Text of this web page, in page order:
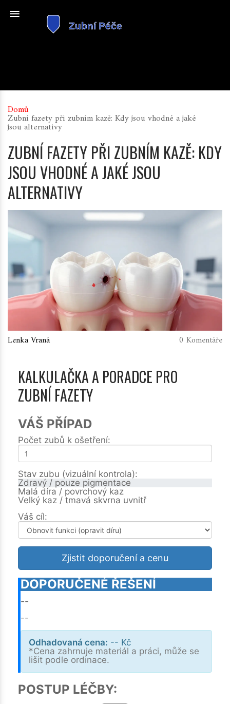
Domů
Zubní fazety při zubním kazě: Kdy jsou vhodné a jaké
jsou alternativy
ZUBNÍ FAZETY PŘI ZUBNÍM KAZĚ: KDY
JSOU VHODNÉ A JAKÉ JSOU
ALTERNATIVY
Lenka Vraná 0 Komentáře
KALKULAČKA A PORADCE PRO
ZUBNÍ FAZETY
VÁŠ PŘÍPAD
Počet zubů k ošetření:
Stav zubu (vizuální kontrola):
Zdravý / pouze pigmentace
Malá díra / povrchový kaz
Velký kaz / tmavá skvrna uvnitř
Váš cíl:
Zjistit doporučení a cenu
DOPORUČENÉ ŘEŠENÍ
--
--
Odhadovaná cena: -- Kč
*Cena zahrnuje materiál a práci, může se
lišit podle ordinace.
POSTUP LÉČBY: